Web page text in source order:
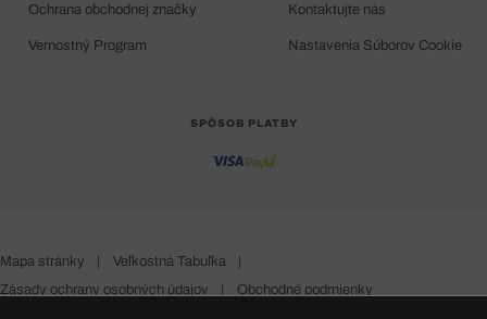
Ochrana obchodnej značky
Vernostný Program
Kontaktujte nás
Nastavenia Súborov Cookie
SPÔSOB PLATBY
Mapa stránky | Veľkostná Tabuľka
|
Zásady ochrany osobných údajov
| Obchodné podmienky